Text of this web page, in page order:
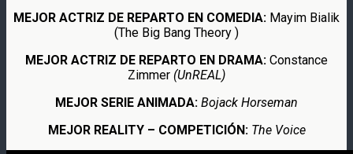
MEJOR ACTRIZ DE REPARTO EN COMEDIA: Mayim Bialik
(The Big Bang Theory )
MEJOR ACTRIZ DE REPARTO EN DRAMA: Constance
Zimmer (UnREAL)
MEJOR SERIE ANIMADA: Bojack Horseman
MEJOR REALITY – COMPETICIÓN: The Voice